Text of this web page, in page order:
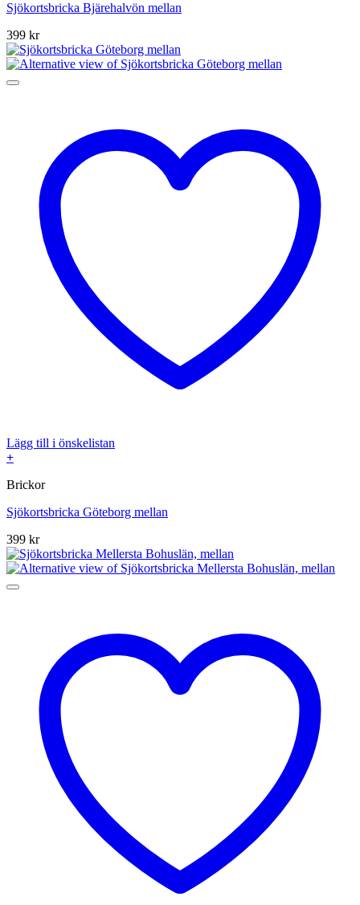
Sjökortsbricka Bjärehalvön mellan
399 kr
Lägg till i önskelistan
+
Brickor
Sjökortsbricka Göteborg mellan
399 kr